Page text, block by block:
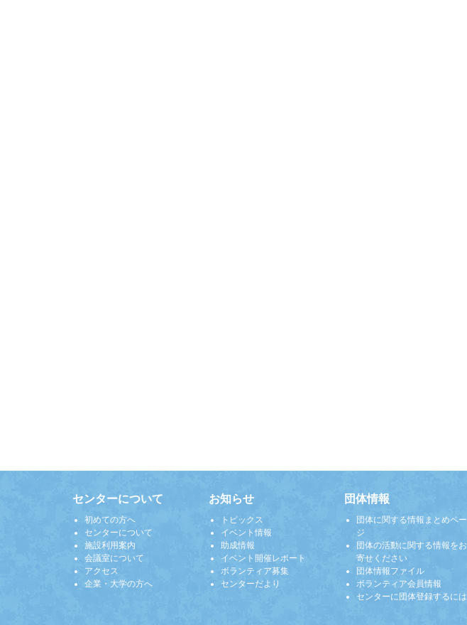
センターについて
初めての方へ
センターについて
施設利用案内
会議室について
アクセス
企業・大学の方へ
お知らせ
トピックス
イベント情報
助成情報
イベント開催レポート
ボランティア募集
センターだより
団体情報
団体に関する情報まとめペー
ジ
団体の活動に関する情報をお
寄せください
団体情報ファイル
ボランティア会員情報
センターに団体登録するには